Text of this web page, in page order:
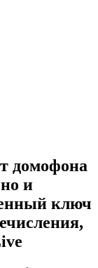
домофона
и
ключ